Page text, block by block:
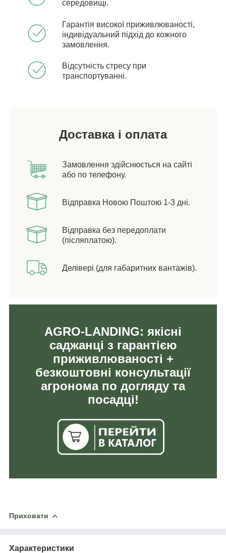
середовищі.
Гарантія високої приживлюваності,
індивідуальний підхід до кожного
замовлення.
Відсутність стресу при
транспортуванні.
Доставка і оплата
Замовлення здійснюється на сайті
або по телефону.
Відправка Новою Поштою 1-3 дні.
Відправка без передоплати
(післяплатою).
Делівері (для габаритних вантажів).
AGRO-LANDING: якісні
саджанці з гарантією
приживлюваності +
безкоштовні консультації
агронома по догляду та
посадці!
Приховати
Характеристики